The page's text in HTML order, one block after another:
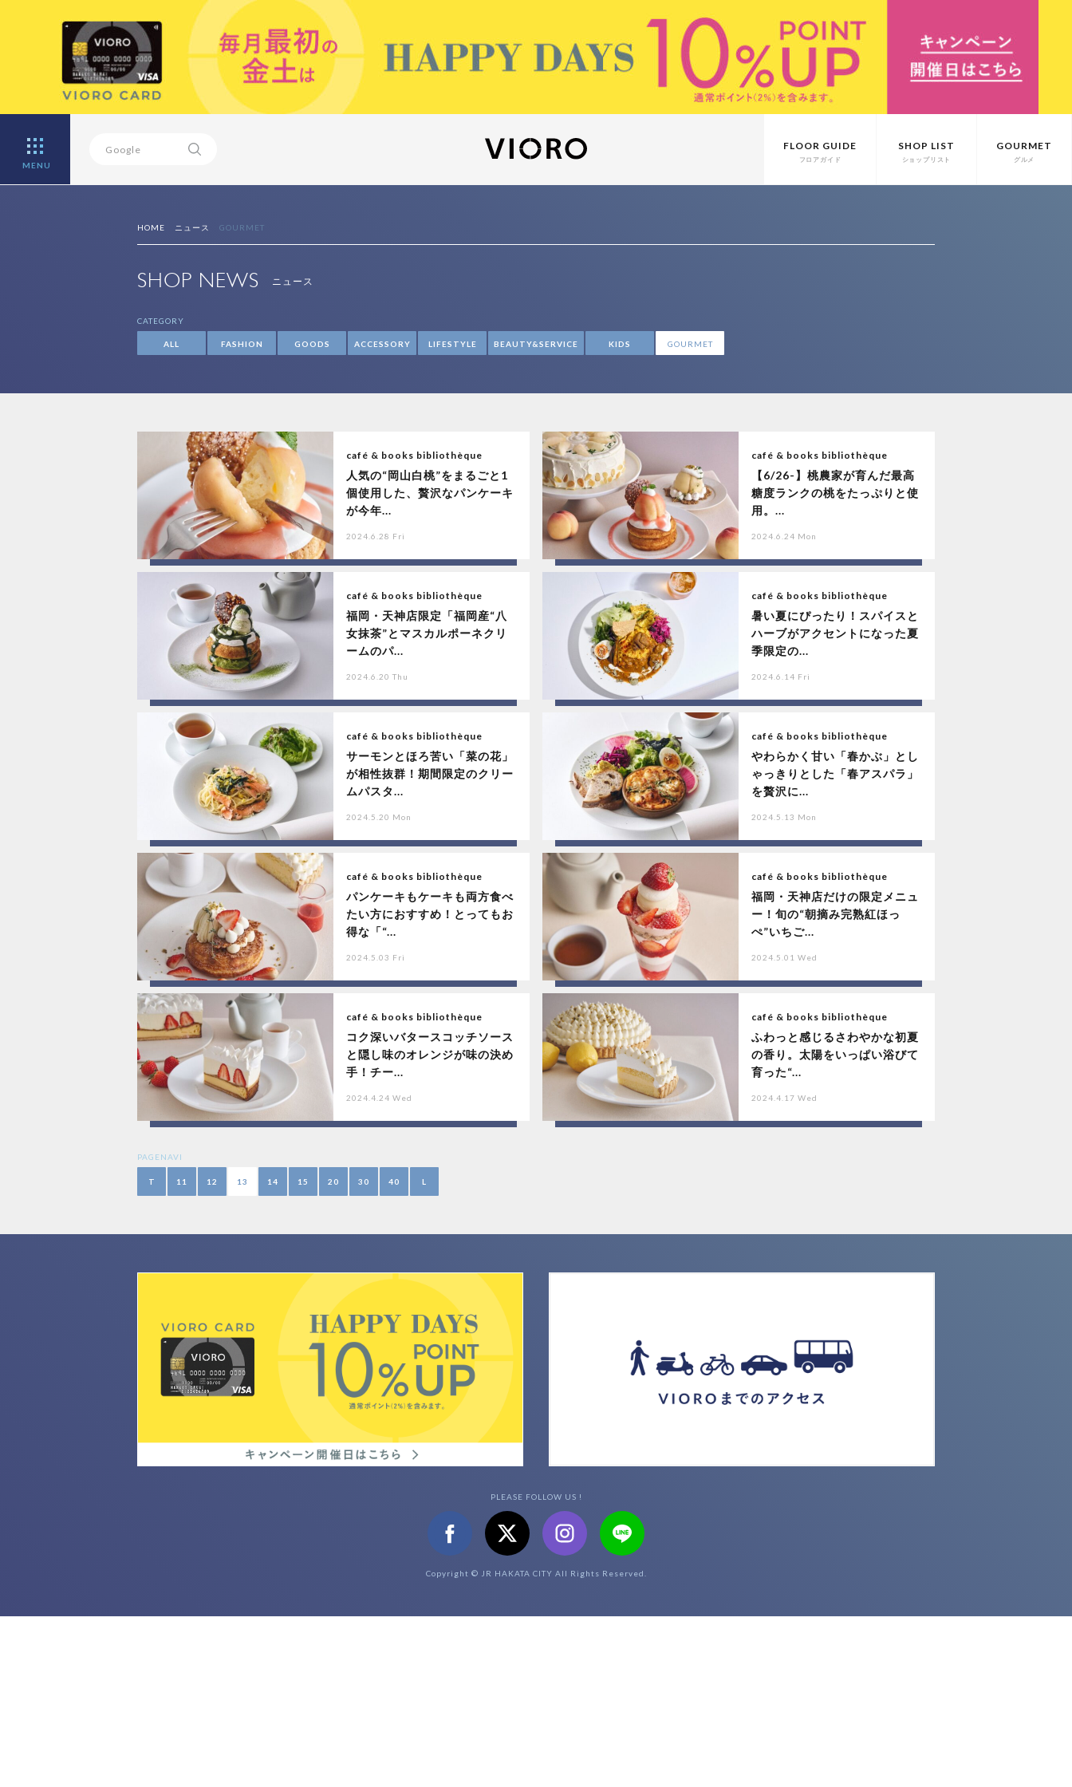
MENU
FLOOR GUIDE
フロアガイド
SHOP LIST
ショップリスト
GOURMET
グルメ
HOME ニュース GOURMET
SHOP NEWS ニュース
CATEGORY
ALL FASHION GOODS ACCESSORY LIFESTYLE BEAUTY&SERVICE KIDS GOURMET
café & books bibliothèque
人気の“岡山白桃”をまるごと1
個使用した、贅沢なパンケーキ
が今年...
2024.6.28 Fri
café & books bibliothèque
【6/26-】桃農家が育んだ最高
糖度ランクの桃をたっぷりと使
用。...
2024.6.24 Mon
café & books bibliothèque
福岡・天神店限定「福岡産“八
女抹茶”とマスカルポーネクリ
ームのパ...
2024.6.20 Thu
café & books bibliothèque
暑い夏にぴったり！スパイスと
ハーブがアクセントになった夏
季限定の...
2024.6.14 Fri
café & books bibliothèque
サーモンとほろ苦い「菜の花」
が相性抜群！期間限定のクリー
ムパスタ...
2024.5.20 Mon
café & books bibliothèque
やわらかく甘い「春かぶ」とし
ゃっきりとした「春アスパラ」
を贅沢に...
2024.5.13 Mon
café & books bibliothèque
パンケーキもケーキも両方食べ
たい方におすすめ！とってもお
得な「“...
2024.5.03 Fri
café & books bibliothèque
福岡・天神店だけの限定メニュ
ー！旬の“朝摘み完熟紅ほっ
ぺ”いちご...
2024.5.01 Wed
café & books bibliothèque
コク深いバタースコッチソース
と隠し味のオレンジが味の決め
手！チー...
2024.4.24 Wed
café & books bibliothèque
ふわっと感じるさわやかな初夏
の香り。太陽をいっぱい浴びて
育った“...
2024.4.17 Wed
PAGENAVI
T 11 12 13 14 15 20 30 40 L
PLEASE FOLLOW US !
Copyright © JR HAKATA CITY All Rights Reserved.